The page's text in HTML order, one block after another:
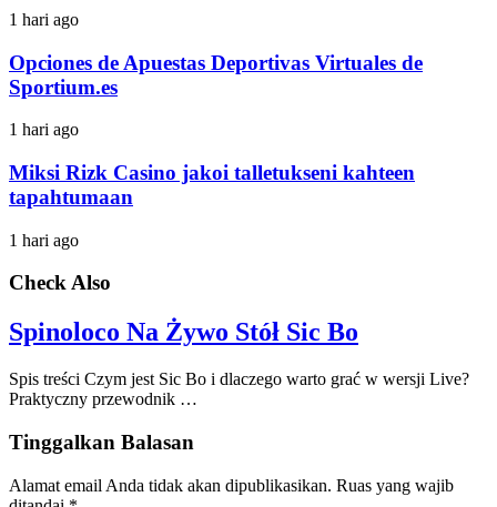
1 hari ago
Opciones de Apuestas Deportivas Virtuales de
Sportium.es
1 hari ago
Miksi Rizk Casino jakoi talletukseni kahteen
tapahtumaan
1 hari ago
Check Also
Spinoloco Na Żywo Stół Sic Bo
Spis treści Czym jest Sic Bo i dlaczego warto grać w wersji Live?
Praktyczny przewodnik …
Tinggalkan Balasan
Alamat email Anda tidak akan dipublikasikan. Ruas yang wajib